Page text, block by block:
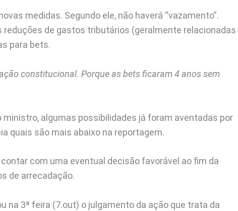
medidas. Segundo ele, não haverá “vazamento”.
de gastos tributários (geralmente relacionadas
para bets.
constitucional. Porque as bets ficaram 4 anos sem
algumas possibilidades já foram aventadas por
quais são mais abaixo na reportagem.
com uma eventual decisão favorável ao fim da
de arrecadação.
na 3ª feira (7.out) o julgamento da ação que trata da